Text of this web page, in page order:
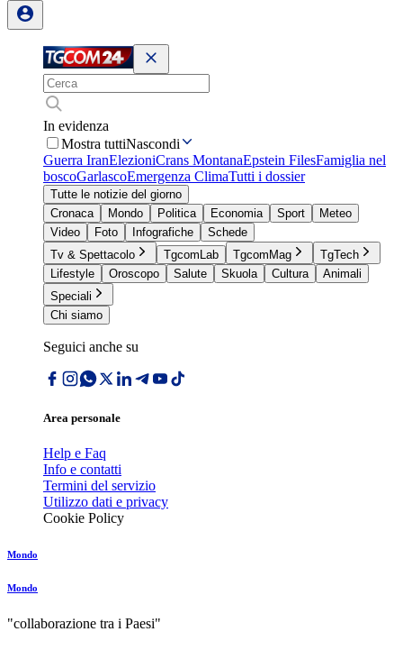
In evidenza
Mostra tuttiNascondi
Guerra IranElezioniCrans MontanaEpstein FilesFamiglia nel
boscoGarlascoEmergenza ClimaTutti i dossier
Tutte le notizie del giorno
Cronaca
Mondo Politica Economia Sport
Meteo
Video
Foto Infografiche
Schede
Tv & Spettacolo
TgcomLab TgcomMag
TgTech
Lifestyle
Oroscopo Salute Skuola Cultura
Animali
Speciali
Chi siamo
Seguici anche su
Area personale
Help e Faq
Info e contatti
Termini del servizio
Utilizzo dati e privacy
Cookie Policy
Mondo
Mondo
"collaborazione tra i Paesi"